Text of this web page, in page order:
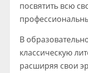
посвятить всю
В
классическую
расширяя свои